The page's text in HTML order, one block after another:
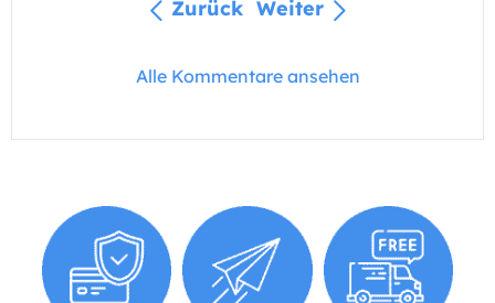
Zurück Weiter
Alle Kommentare ansehen